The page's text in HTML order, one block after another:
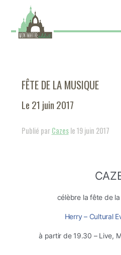
FÊTE DE LA MUSIQUE
Le 21 juin 2017
Publié parCazesle 19 juin 2017
célèbre la fête de
Herry – Cultural
à partir de 19.30 – Live,